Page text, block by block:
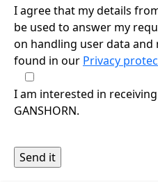
I agree that my details
be used to answer my
on handling user data and
found in our Privacy
I am interested in
GANSHORN.